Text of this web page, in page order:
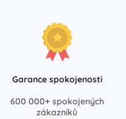
Garance spokojenosti
600 000+ spokojených
zákazníků